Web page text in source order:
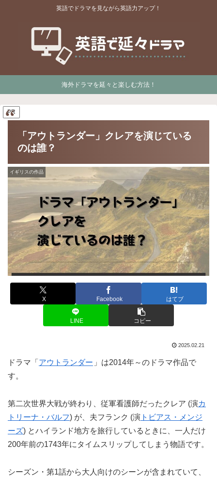
英語でドラマを見ながら英語力アップ！
海外ドラマを延々と楽しむ方法！
PR
「アウトランダー」クレアを演じている
のは誰？
イギリスの作品
X Facebook はてブ
LINE コピー
2025.02.21
ドラマ「 アウトランダー 」は2014年～のドラマ作品で
す。
第二次世界大戦が終わり、従軍看護師だったクレア (演カ
トリーナ・バルフ) が、夫フランク (演 トビアス・メンジ
ーズ) とハイランド地方を旅行しているときに、一人だけ
200年前の1743年にタイムスリップしてしまう物語です。
シーズン・第1話から大人向けのシーンが含まれていて、